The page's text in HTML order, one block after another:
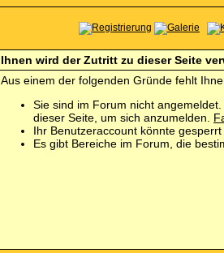
Ihnen wird der Zutritt zu dieser Seite
Aus einem der folgenden Gründe fehlt
Sie sind im Forum nicht
dieser Seite, um sich anzumelden.
Ihr Benutzeraccount könnte
Es gibt Bereiche im Forum, die